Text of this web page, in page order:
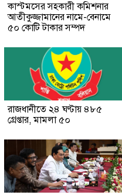
কাস্টমসের সহকারী কমিশনার
আতীকুজ্জামানের নামে-বেনামে
৫০ কোটি টাকার সম্পদ
রাজধানীতে ২৪ ঘণ্টায় ৪৮৫
গ্রেপ্তার, মামলা ৫০